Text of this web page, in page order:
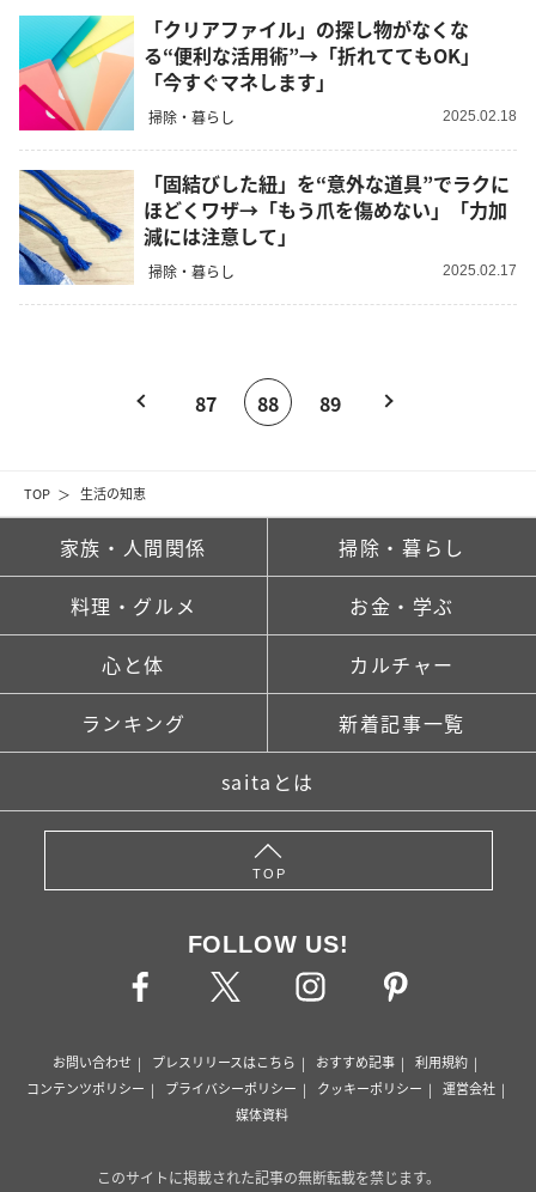
TOP 生活の知恵
「クリアファイル」の探し物がなくな
る“便利な活用術”→「折れててもOK」
「今すぐマネします」
掃除・暮らし 2025.02.18
「固結びした紐」を“意外な道具”でラクに
ほどくワザ→「もう爪を傷めない」「力加
減には注意して」
掃除・暮らし 2025.02.17
87 88 89
家族・人間関係 掃除・暮らし
料理・グルメ お金・学ぶ
心と体 カルチャー
ランキング 新着記事一覧
saitaとは
TOP
FOLLOW US!
お問い合わせ プレスリリースはこちら おすすめ記事
利用規約
コンテンツポリシー
プライバシーポリシー クッキーポリシー
運営会社
媒体資料
このサイトに掲載された記事の無断転載を禁じます。